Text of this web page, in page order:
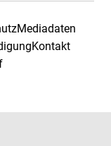
Mediadaten
Kontakt